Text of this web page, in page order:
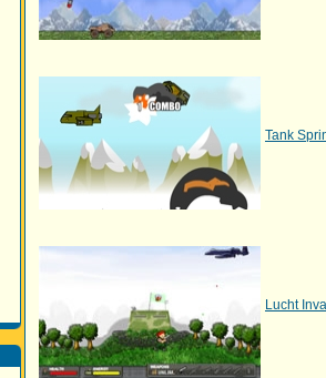
Tank
Lucht